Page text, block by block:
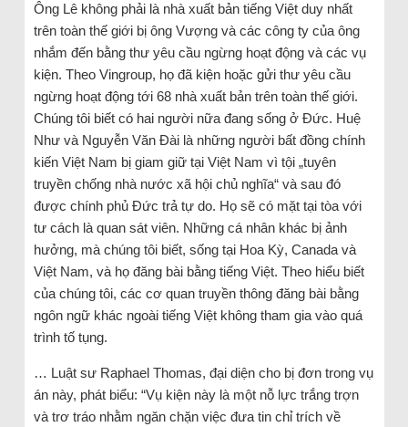
Ông Lê không phải là nhà xuất bản tiếng Việt duy nhất
trên toàn thế giới bị ông Vượng và các công ty của ông
nhắm đến bằng thư yêu cầu ngừng hoạt động và các vụ
kiện. Theo Vingroup, họ đã kiện hoặc gửi thư yêu cầu
ngừng hoạt động tới 68 nhà xuất bản trên toàn thế giới.
Chúng tôi biết có hai người nữa đang sống ở Đức. Huệ
Như và Nguyễn Văn Đài là những người bất đồng chính
kiến ​​Việt Nam bị giam giữ tại Việt Nam vì tội „tuyên
truyền chống nhà nước xã hội chủ nghĩa“ và sau đó
được chính phủ Đức trả tự do. Họ sẽ có mặt tại tòa với
tư cách là quan sát viên. Những cá nhân khác bị ảnh
hưởng, mà chúng tôi biết, sống tại Hoa Kỳ, Canada và
Việt Nam, và họ đăng bài bằng tiếng Việt. Theo hiểu biết
của chúng tôi, các cơ quan truyền thông đăng bài bằng
ngôn ngữ khác ngoài tiếng Việt không tham gia vào quá
trình tố tụng.
… Luật sư Raphael Thomas, đại diện cho bị đơn trong vụ
án này, phát biểu: “Vụ kiện này là một nỗ lực trắng trợn
và trơ tráo nhằm ngăn chặn việc đưa tin chỉ trích về